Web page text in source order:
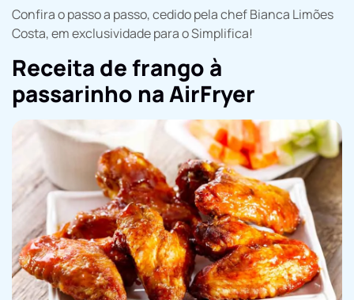
Confira o passo a passo, cedido pela chef Bianca Limões
Costa, em exclusividade para o Simplifica!
Receita de frango à
passarinho na AirFryer